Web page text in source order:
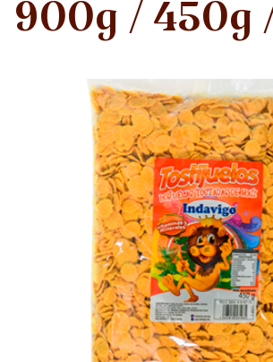
900g / 450g